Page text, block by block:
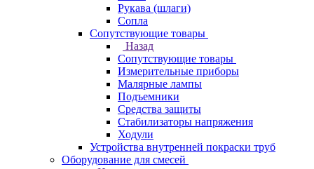
Рукава (шлаги)
Сопла
Сопутствующие товары
Назад
Сопутствующие товары
Измерительные приборы
Малярные лампы
Подъемники
Средства защиты
Стабилизаторы напряжения
Ходули
Устройства внутренней покраски труб
Оборудование для смесей